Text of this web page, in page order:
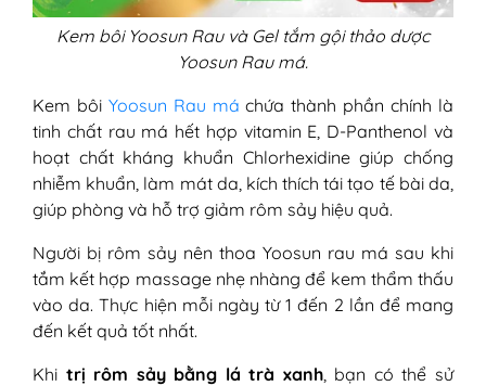
Kem bôi Yoosun Rau và Gel tắm gội thảo dược
Yoosun Rau má.
Kem bôi Yoosun Rau má chứa thành phần chính là
tinh chất rau má hết hợp vitamin E, D-Panthenol và
hoạt chất kháng khuẩn Chlorhexidine giúp chống
nhiễm khuẩn, làm mát da, kích thích tái tạo tế bài da,
giúp phòng và hỗ trợ giảm rôm sảy hiệu quả.
Người bị rôm sảy nên thoa Yoosun rau má sau khi
tắm kết hợp massage nhẹ nhàng để kem thẩm thấu
vào da. Thực hiện mỗi ngày từ 1 đến 2 lần để mang
đến kết quả tốt nhất.
Khi trị rôm sảy bằng lá trà xanh, bạn có thể sử